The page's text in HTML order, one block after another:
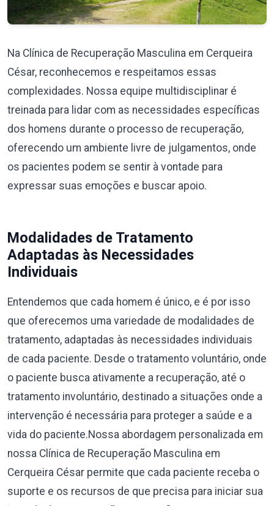
Na Clínica de Recuperação Masculina em Cerqueira
César, reconhecemos e respeitamos essas
complexidades. Nossa equipe multidisciplinar é
treinada para lidar com as necessidades específicas
dos homens durante o processo de recuperação,
oferecendo um ambiente livre de julgamentos, onde
os pacientes podem se sentir à vontade para
expressar suas emoções e buscar apoio.
Modalidades de Tratamento
Adaptadas às Necessidades
Individuais
Entendemos que cada homem é único, e é por isso
que oferecemos uma variedade de modalidades de
tratamento, adaptadas às necessidades individuais
de cada paciente. Desde o tratamento voluntário, onde
o paciente busca ativamente a recuperação, até o
tratamento involuntário, destinado a situações onde a
intervenção é necessária para proteger a saúde e a
vida do paciente.Nossa abordagem personalizada em
nossa Clínica de Recuperação Masculina em
Cerqueira César permite que cada paciente receba o
suporte e os recursos de que precisa para iniciar sua